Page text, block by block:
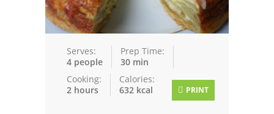
Serves:
4 people
Prep Time:
30 min
Cooking:
2 hours
Calories:
632 kcal
PRINT